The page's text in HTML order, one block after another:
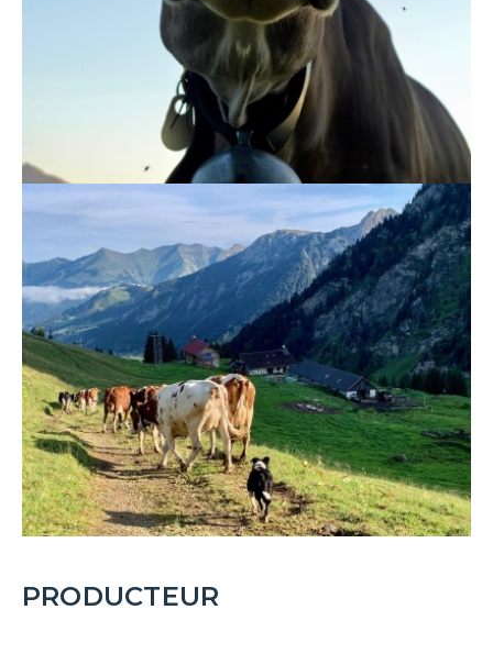
PRODUCTEUR